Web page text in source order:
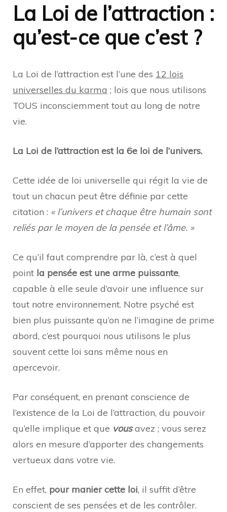
La Loi de l’attraction :
qu’est-ce que c’est ?
La Loi de l’attraction est l’une des 12 lois
universelles du karma ; lois que nous utilisons
TOUS inconsciemment tout au long de notre
vie.
La Loi de l’attraction est la 6e loi de l’univers.
Cette idée de loi universelle qui régit la vie de
tout un chacun peut être définie par cette
citation : « l’univers et chaque être humain sont
reliés par le moyen de la pensée et l’âme. »
Ce qu’il faut comprendre par là, c’est à quel
point la pensée est une arme puissante,
capable à elle seule d’avoir une influence sur
tout notre environnement. Notre psyché est
bien plus puissante qu’on ne l’imagine de prime
abord, c’est pourquoi nous utilisons le plus
souvent cette loi sans même nous en
apercevoir.
Par conséquent, en prenant conscience de
l’existence de la Loi de l’attraction, du pouvoir
qu’elle implique et que vous avez ; vous serez
alors en mesure d’apporter des changements
vertueux dans votre vie.
En effet, pour manier cette loi, il suffit d’être
conscient de ses pensées et de les contrôler.